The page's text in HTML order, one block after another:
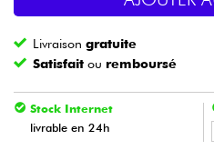
Violons & Quatuor
Livraisongratuite
Satisfait ou remboursé
Stock Internet
livrable en 24h